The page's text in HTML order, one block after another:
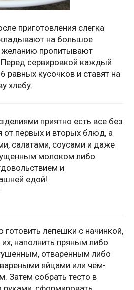
приготовления слегка
на большое
пропитывают
сервировкой каждый
равных кусочков и ставят на
хлебу.
приятно есть все без
от первых и вторых блюд, а
салатами, соусами и даже
молоком либо
и
едой!
лепешки с начинкой,
их, наполнить пряным либо
отваренным либо
яйцами или чем-
Затем собрать тесто в